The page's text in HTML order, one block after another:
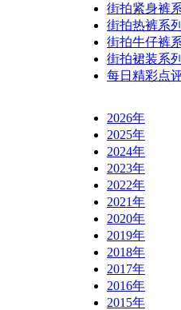
街拍紧身裤
街拍热裤系
街拍牛仔裤
街拍裙装系
每日精彩点
2026年
2025年
2024年
2023年
2022年
2021年
2020年
2019年
2018年
2017年
2016年
2015年